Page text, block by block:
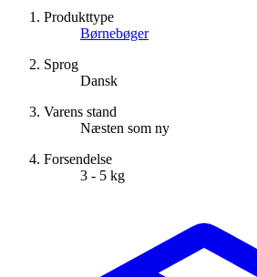
Produkttype
Børnebøger
Sprog
Dansk
Varens stand
Næsten som ny
Forsendelse
3 - 5 kg